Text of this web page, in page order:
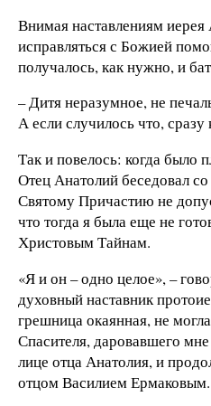
Внимая наставлениям иерея
исправляться с Божией
получалось, как нужно, и
– Дитя неразумное, не
А если случилось что, сразу
Так и повелось: когда было
Отец Анатолий беседовал
Святому Причастию не
что тогда я была еще не
Христовым Тайнам.
«Я и он – одно целое», –
духовный наставник
грешница окаянная, не
Спасителя, даровавшего
лице отца Анатолия, и
отцом Василием Ермаковым.